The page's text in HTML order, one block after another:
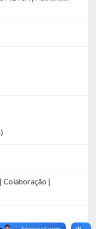
| Convênios
Colaboração |